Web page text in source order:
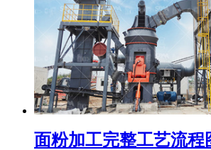
面粉加工完整工艺流程